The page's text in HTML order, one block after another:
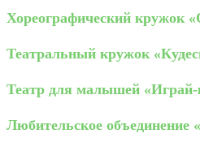
Хореографический кружок
Театральный кружок
Театр для малышей «Играй-
Любительское объединение